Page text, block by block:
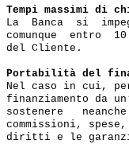
Tempi massimi di
La  Banca  si
comunque  entro
del Cliente.
Portabilità del
Nel caso in cui,
finanziamento da
sostenere
commissioni,
diritti e le